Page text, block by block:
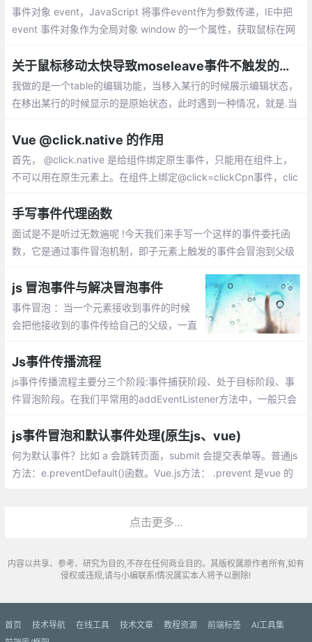
ssive就是告诉浏览器我可不可以用stopPro
pagation...
事件对象 event，JavaScript 将事件event作为参数传递，IE中把
event 事件对象作为全局对象 window 的一个属性，获取鼠标在网
关于鼠标移动太快导致moseleave事件不触发的问题
我做的是一个table的编辑功能，当移入某行的时候展示编辑状态，
在移出某行的时候显示的是原始状态，此时遇到一种情况，就是.当
的mouseleave事件压根儿就没有执行。
Vue @click.native 的作用
首先， @click.native 是给组件绑定原生事件，只能用在组件上，
不可以用在原生元素上。在组件上绑定@click=clickCpn事件，clic
手写事件代理函数
面试是不是听过无数遍呢 !今天我们来手写一个这样的事件委托函
数，它是通过事件冒泡机制，即子元素上触发的事件会冒泡到父级
js 冒泡事件与解决冒泡事件
事件冒泡 ：当一个元素接收到事件的时候
会把他接收到的事件传给自己的父级，一直
topPropagation(); window.event.cancelB
ubble=true;
Js事件传播流程
js事件传播流程主要分三个阶段:事件捕获阶段、处于目标阶段、事
件冒泡阶段。在我们平常用的addEventListener方法中，一般只会
行的函数
js事件冒泡和默认事件处理(原生js、vue)
何为默认事件？比如 a 会跳转页面，submit 会提交表单等。普通js
方法：e.preventDefault()函数。Vue.js方法： .prevent 是vue 的
点击更多...
内容以共享、参考、研究为目的,不存在任何商业目的。其版权属原作者所有,如有
侵权或违规,请与小编联系!情况属实本人将予以删除!
首页 技术导航 在线工具 技术文章 教程资源 前端标签
AI工具集